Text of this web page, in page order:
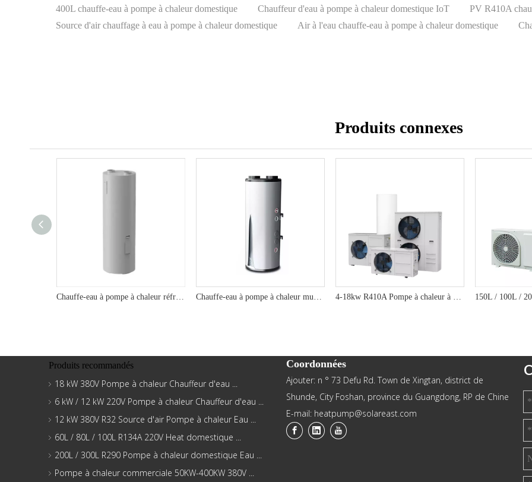
400L chauffe-eau à pompe à chaleur domestique
Chauffeur d'eau à pompe à chaleur domestique IoT
PV R410A
Source d'air chauffage à eau à pompe à chaleur domestique
Air à l'eau chauffe-eau à pompe à chaleur domestique
Produits connexes
Chauffe-eau à pompe à chaleur réfrigérante 200L/250L/300L A++ 150g R290 à décharge supérieure - Série M150 Chauffe-eau à pompe à chaleur mural écologique 80L/100L R290 pour des solutions d'eau chaude domestique efficaces - Série YT 4-18kw R410A Pompe à chaleur à eau chaude domestique avec contrôle intelligent - série RS
Produits recommandés
18 kW 380V Pompe à chaleur Chauffeur d'eau ...
6 kW / 12 kW 220V Pompe à chaleur Chauffeur d'eau ...
12 kW 380V R32 Source d'air Pompe à chaleur Eau ...
60L / 80L / 100L R134A 220V Heat domestique ...
200L / 300L R290 Pompe à chaleur domestique Eau ...
Pompe à chaleur commerciale 50KW-400KW 380V ...
Coordonnées
Ajouter: n ° 73 Defu Rd. Town de Xingtan, district de
Shunde, City Foshan, province du Guangdong, RP de Chine
E-mail: heatpump@solareast.com